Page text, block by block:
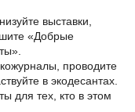
выставки,
«Добрые
проводите
в экодесантах.
для тех, кто в этом